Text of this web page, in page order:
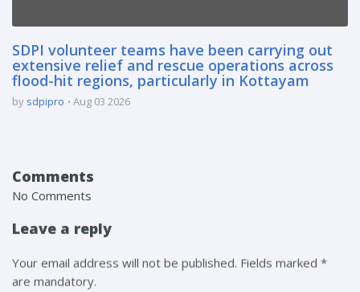
SDPI volunteer teams have been carrying out
extensive relief and rescue operations across
flood-hit regions, particularly in Kottayam
by sdpipro Aug 03 2026
Comments
No Comments
Leave a reply
Your email address will not be published. Fields marked *
are mandatory.